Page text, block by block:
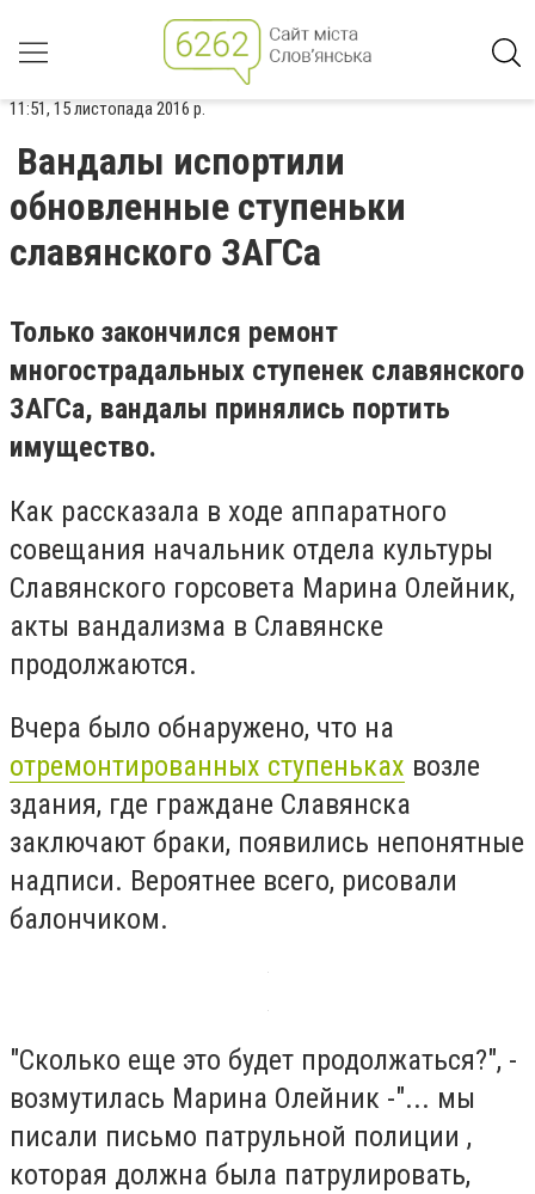
11:51, 15 листопада 2016 р.
Вандалы испортили
обновленные ступеньки
славянского ЗАГСа
Только закончился ремонт
многострадальных ступенек славянского
ЗАГСа, вандалы принялись портить
имущество.
Как рассказала в ходе аппаратного
совещания начальник отдела культуры
Славянского горсовета Марина Олейник,
акты вандализма в Славянске
продолжаются.
Вчера было обнаружено, что на
отремонтированных ступеньках возле
здания, где граждане Славянска
заключают браки, появились непонятные
надписи. Вероятнее всего, рисовали
балончиком.
"Сколько еще это будет продолжаться?", -
возмутилась Марина Олейник -"... мы
писали письмо патрульной полиции ,
которая должна была патрулировать,